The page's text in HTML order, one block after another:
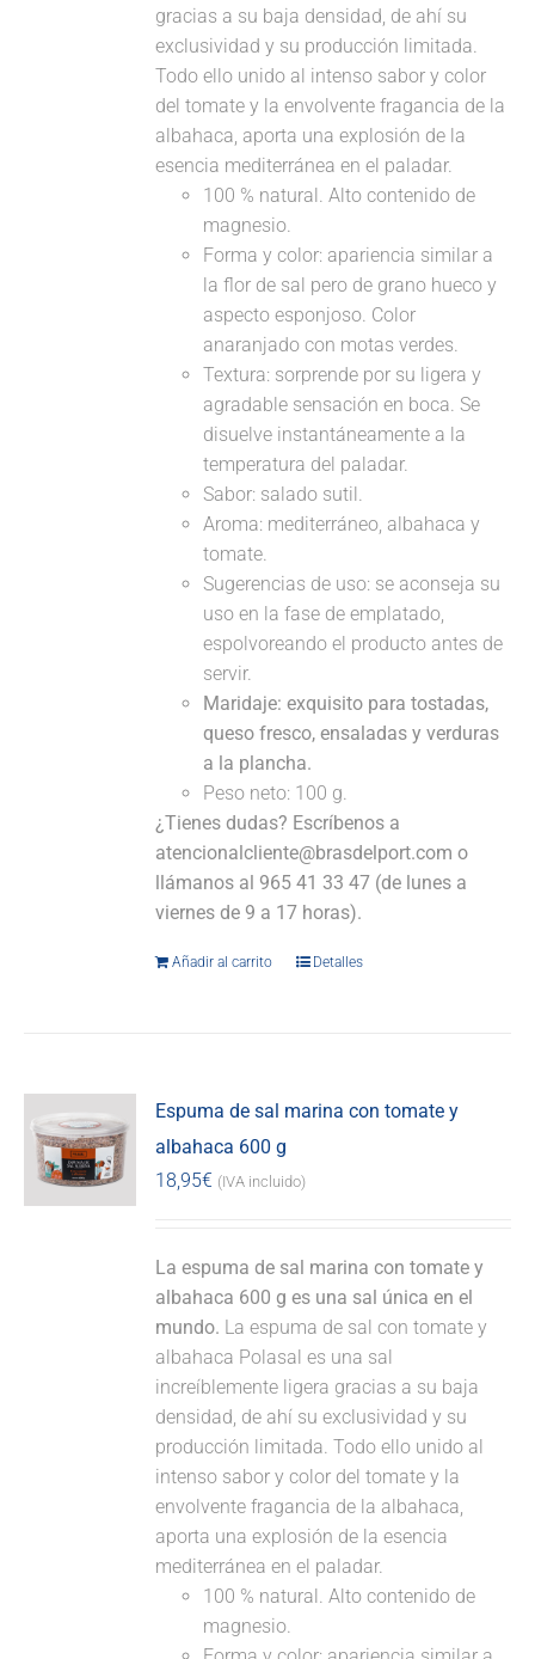
gracias a su baja densidad, de ahí su
exclusividad y su producción limitada.
Todo ello unido al intenso sabor y color
del tomate y la envolvente fragancia de la
albahaca, aporta una explosión de la
esencia mediterránea en el paladar.
100 % natural. Alto contenido de
magnesio.
Forma y color: apariencia similar a
la flor de sal pero de grano hueco y
aspecto esponjoso. Color
anaranjado con motas verdes.
Textura: sorprende por su ligera y
agradable sensación en boca. Se
disuelve instantáneamente a la
temperatura del paladar.
Sabor: salado sutil.
Aroma: mediterráneo, albahaca y
tomate.
Sugerencias de uso: se aconseja su
uso en la fase de emplatado,
espolvoreando el producto antes de
servir.
Maridaje: exquisito para tostadas,
queso fresco, ensaladas y verduras
a la plancha.
Peso neto: 100 g.
¿Tienes dudas? Escríbenos a
atencionalcliente@brasdelport.com o
llámanos al 965 41 33 47 (de lunes a
viernes de 9 a 17 horas).
Añadir al carrito Detalles
Espuma de sal marina con tomate y
albahaca 600 g
18,95€ (IVA incluido)
La espuma de sal marina con tomate y
albahaca 600 g es una sal única en el
mundo. La espuma de sal con tomate y
albahaca Polasal es una sal
increíblemente ligera gracias a su baja
densidad, de ahí su exclusividad y su
producción limitada. Todo ello unido al
intenso sabor y color del tomate y la
envolvente fragancia de la albahaca,
aporta una explosión de la esencia
mediterránea en el paladar.
100 % natural. Alto contenido de
magnesio.